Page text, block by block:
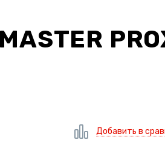
Добавить в